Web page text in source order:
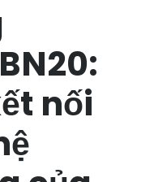
nối